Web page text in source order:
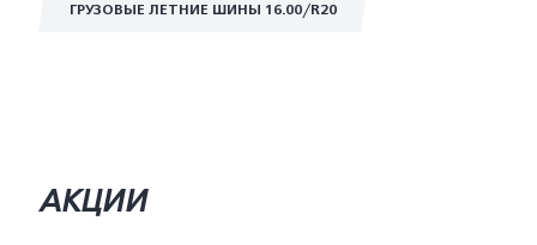
ГРУЗОВЫЕ ЛЕТНИЕ ШИНЫ 16.00/R20
АКЦИИ